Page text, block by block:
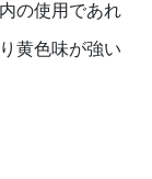
の使用であれ
黄色味が強い